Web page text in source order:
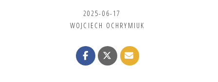
2025-06-17
WOJCIECH OCHRYMIUK